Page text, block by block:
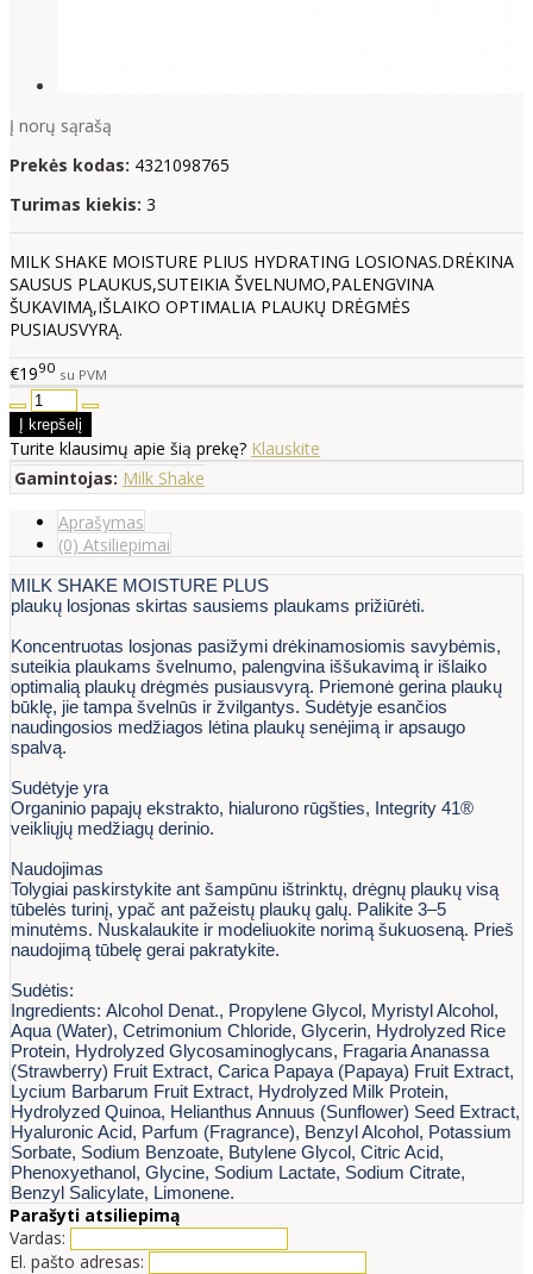
Į norų sąrašą
Prekės kodas: 4321098765
Turimas kiekis: 3
MILK SHAKE MOISTURE PLIUS HYDRATING LOSIONAS.DRĖKINA
SAUSUS PLAUKUS,SUTEIKIA ŠVELNUMO,PALENGVINA
ŠUKAVIMĄ,IŠLAIKO OPTIMALIA PLAUKŲ DRĖGMĖS
PUSIAUSVYRĄ.
€1990 su PVM
Turite klausimų apie šią prekę? Klauskite
Gamintojas: Milk Shake
Aprašymas
(0) Atsiliepimai
MILK SHAKE MOISTURE PLUS
plaukų losjonas skirtas sausiems plaukams prižiūrėti.
Koncentruotas losjonas pasižymi drėkinamosiomis savybėmis,
suteikia plaukams švelnumo, palengvina iššukavimą ir išlaiko
optimalią plaukų drėgmės pusiausvyrą. Priemonė gerina plaukų
būklę, jie tampa švelnūs ir žvilgantys. Sudėtyje esančios
naudingosios medžiagos lėtina plaukų senėjimą ir apsaugo
spalvą.
Sudėtyje yra
Organinio papajų ekstrakto, hialurono rūgšties, Integrity 41®
veikliųjų medžiagų derinio.
Naudojimas
Tolygiai paskirstykite ant šampūnu ištrinktų, drėgnų plaukų visą
tūbelės turinį, ypač ant pažeistų plaukų galų. Palikite 3–5
minutėms. Nuskalaukite ir modeliuokite norimą šukuoseną. Prieš
naudojimą tūbelę gerai pakratykite.
Sudėtis:
Ingredients: Alcohol Denat., Propylene Glycol, Myristyl Alcohol,
Aqua (Water), Cetrimonium Chloride, Glycerin, Hydrolyzed Rice
Protein, Hydrolyzed Glycosaminoglycans, Fragaria Ananassa
(Strawberry) Fruit Extract, Carica Papaya (Papaya) Fruit Extract,
Lycium Barbarum Fruit Extract, Hydrolyzed Milk Protein,
Hydrolyzed Quinoa, Helianthus Annuus (Sunflower) Seed Extract,
Hyaluronic Acid, Parfum (Fragrance), Benzyl Alcohol, Potassium
Sorbate, Sodium Benzoate, Butylene Glycol, Citric Acid,
Phenoxyethanol, Glycine, Sodium Lactate, Sodium Citrate,
Benzyl Salicylate, Limonene.
Parašyti atsiliepimą
Vardas:
El. pašto adresas: